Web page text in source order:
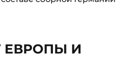
ЕВРОПЫ И